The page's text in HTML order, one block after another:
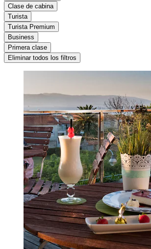
Clase de cabina
Turista
Turista Premium
Business
Primera clase
Eliminar todos los filtros